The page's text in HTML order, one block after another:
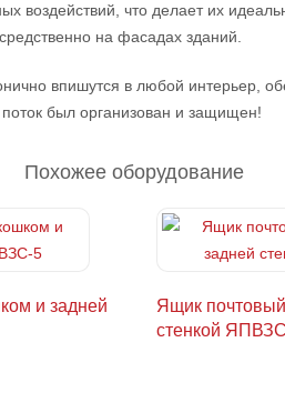
что делает их
на фасадах зданий.
впишутся в любой интерьер,
был организован и защищен!
Похожее оборудование
и задней
Ящик
стенкой